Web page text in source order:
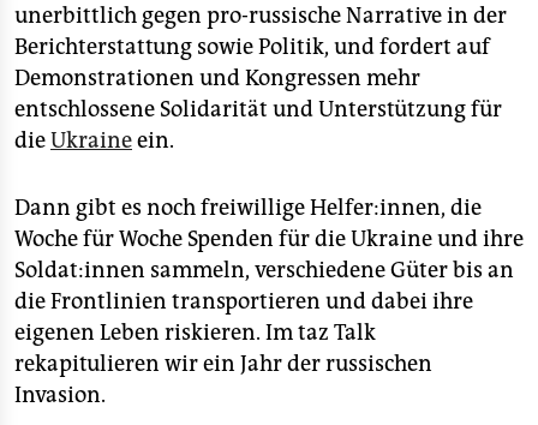
unerbittlich gegen pro-russische Narrative in der
Berichterstattung sowie Politik, und fordert auf
Demonstrationen und Kongressen mehr
entschlossene Solidarität und Unterstützung für
dieUkraineein.
Dann gibt es noch freiwillige Helfer:innen, die
Woche für Woche Spenden für die Ukraine und ihre
Soldat:innen sammeln, verschiedene Güter bis an
die Frontlinien transportieren und dabei ihre
eigenen Leben riskieren. Im taz Talk
rekapitulieren wir ein Jahr der russischen
Invasion.